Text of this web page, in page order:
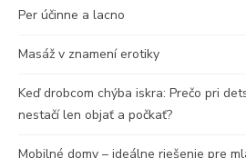
Per účinne a lacno
Masáž v znamení erotiky
Keď drobcom chýba iskra: Prečo pri
nestačí len objať a počkať?
Mobilné domy – ideálne riešenie pre